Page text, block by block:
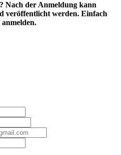
Nach der Anmeldung kann
veröffentlicht werden. Einfach
anmelden.